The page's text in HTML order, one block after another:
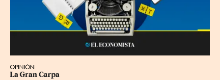
OPINIÓN
La Gran Carpa